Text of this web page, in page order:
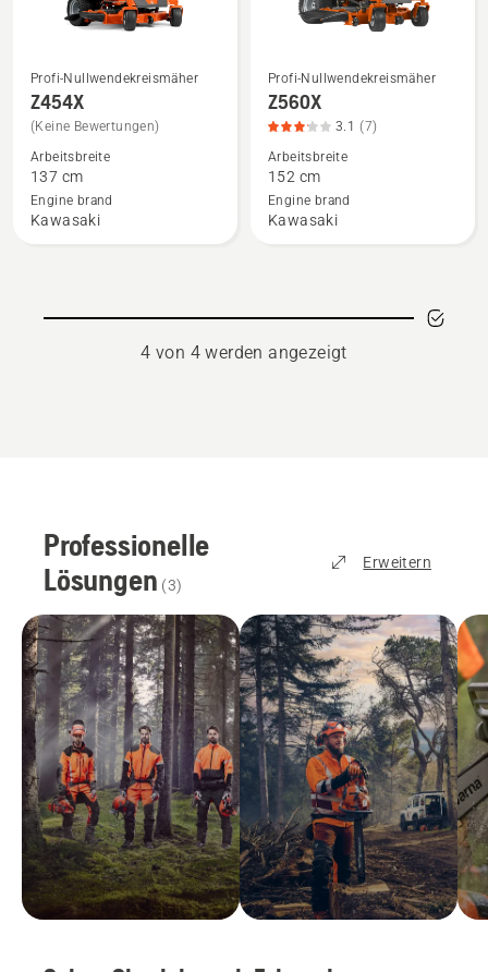
Mehr
Details
zu
Z454X
anzeigen
Profi-Nullwendekreismäher
Z454X
(Keine Bewertungen)
Arbeitsbreite
137 cm
Engine brand
Kawasaki
Mehr
Details
zu
Z560X
anzeigen,
Produktbewertung
Profi-Nullwendekreismäher
Z560X
3.1 (7)
Arbeitsbreite
152 cm
Engine brand
Kawasaki
4 von 4 werden angezeigt
Professionelle
Lösungen (3)
Erweitern